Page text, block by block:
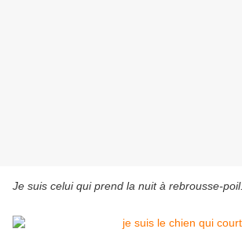
Je suis celui qui prend la nuit à rebrousse-poil.